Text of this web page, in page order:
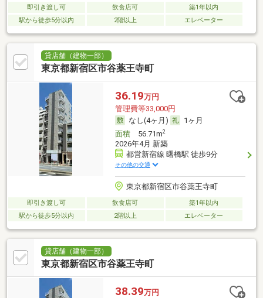
即引き渡し可 飲食店可
築1年以内
駅から徒歩5分以内
2階以上 エレベーター
貸店舗（建物一部）
東京都新宿区市谷薬王寺町
36.19万円
管理費等33,000円
なし(4ヶ月)
1ヶ月
面積56.71m2
2026年4月 新築
都営新宿線 曙橋駅 徒歩9分
その他の交通
東京都新宿区市谷薬王寺町
即引き渡し可 飲食店可
築1年以内
駅から徒歩5分以内
2階以上 エレベーター
貸店舗（建物一部）
東京都新宿区市谷薬王寺町
38.39万円